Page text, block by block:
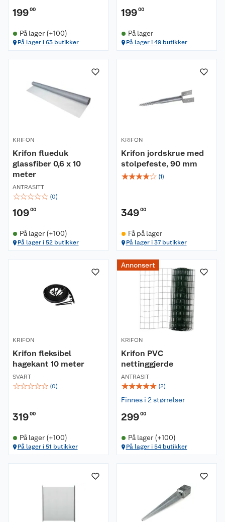
19900
På lager (+100)
På lager i 63 butikker
19900
På lager
På lager i 49 butikker
KRIFON
Krifon flueduk
glassfiber 0,6 x 10
meter
ANTRASITT
☆☆☆☆☆ (0)
10900
På lager (+100)
På lager i 52 butikker
KRIFON
Krifon jordskrue med
stolpefeste, 90 mm
☆☆☆☆☆ (1)
34900
Få på lager
På lager i 37 butikker
KRIFON
Krifon fleksibel
hagekant 10 meter
SVART
☆☆☆☆☆ (0)
31900
På lager (+100)
På lager i 51 butikker
Annonsert
KRIFON
Krifon PVC
nettinggjerde
ANTRASIT
☆☆☆☆☆ (2)
Finnes i 2 størrelser
29900
På lager (+100)
På lager i 54 butikker